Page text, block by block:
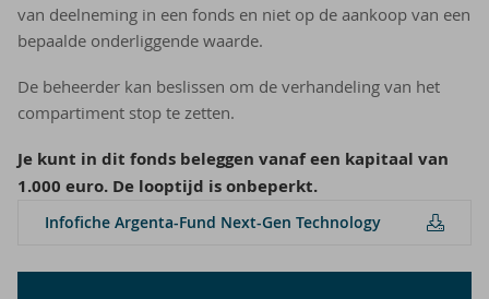
van deelneming in een fonds en niet op de aankoop van een
bepaalde onderliggende waarde.
De beheerder kan beslissen om de verhandeling van het
compartiment stop te zetten.
Je kunt in dit fonds beleggen vanaf een kapitaal van
1.000 euro. De looptijd is onbeperkt.
In­f­o­fi­che Argenta-​Fund Next-​Gen Tech­no­lo­gy